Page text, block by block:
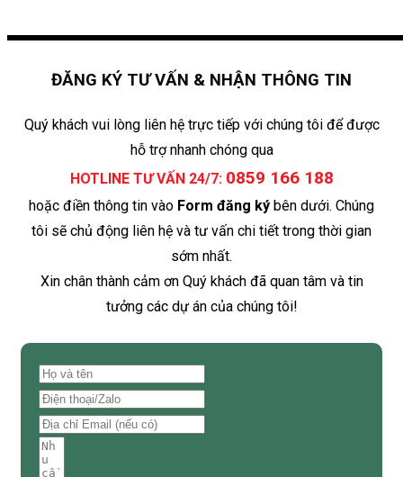
ĐĂNG KÝ TƯ VẤN & NHẬN THÔNG TIN
Quý khách vui lòng liên hệ trực tiếp với chúng tôi để được
hỗ trợ nhanh chóng qua
HOTLINE TƯ VẤN 24/7: 0859 166 188
hoặc điền thông tin vào Form đăng ký bên dưới. Chúng
tôi sẽ chủ động liên hệ và tư vấn chi tiết trong thời gian
sớm nhất.
Xin chân thành cảm ơn Quý khách đã quan tâm và tin
tưởng các dự án của chúng tôi!